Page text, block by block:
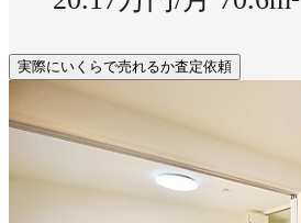
実際にいくらで売れるか査定依頼